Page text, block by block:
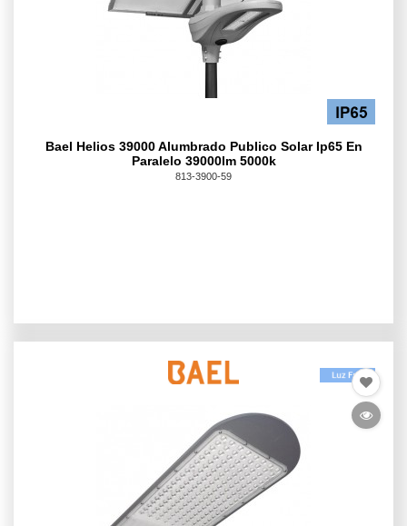
Bael Helios 39000 Alumbrado Publico Solar Ip65 En
Paralelo 39000lm 5000k
813-3900-59